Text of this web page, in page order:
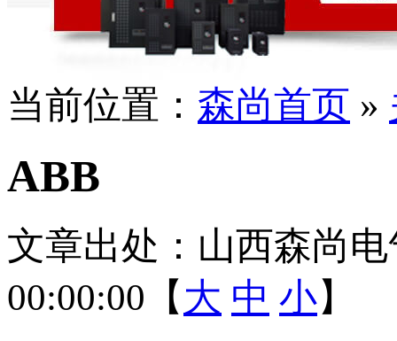
当前位置： 森尚首页 »
ABB
文章出处：山西森尚电
00:00:00【 大 中 小】